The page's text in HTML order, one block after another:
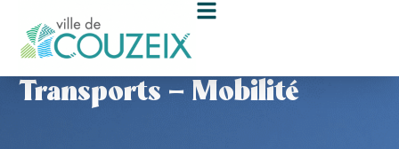
Transports – Mobilité